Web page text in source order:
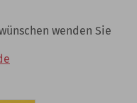
wenden Sie